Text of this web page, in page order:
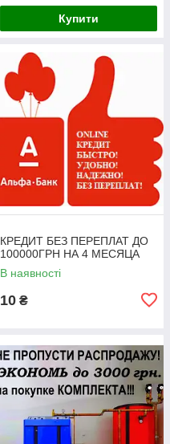
Купити
КРЕДИТ БЕЗ ПЕРЕПЛАТ ДО
100000ГРН НА 4 МЕСЯЦА
В наявності
10 ₴